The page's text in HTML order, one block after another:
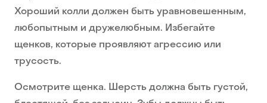
Хороший колли должен быть уравновешенным,
любопытным и дружелюбным. Избегайте
щенков, которые проявляют агрессию или
трусость.
Осмотрите щенка. Шерсть должна быть густой,